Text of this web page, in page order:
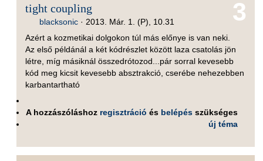
3
tight coupling
blacksonic· 2013. Már. 1. (P), 10.31
Azért a kozmetikai dolgokon túl más előnye is van neki.
Az első példánál a két kódrészlet között laza csatolás jön
létre, míg másiknál összedrótozod...pár sorral kevesebb
kód meg kicsit kevesebb absztrakció, cserébe nehezebben
karbantartható
A hozzászóláshoz regisztráció és belépés szükséges
új téma